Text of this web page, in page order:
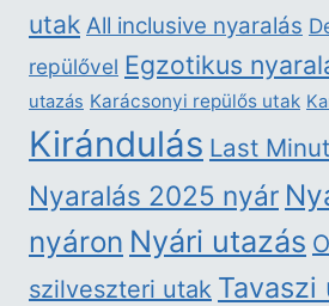
utak All inclusive nyaralás
repülővel Egzotikus
utazás Karácsonyi repülős utak
Kirándulás Last
Nyaralás 2025 nyár
nyáron Nyári utazás
szilveszteri utak Tavaszi